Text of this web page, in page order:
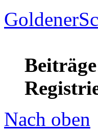
Nach oben